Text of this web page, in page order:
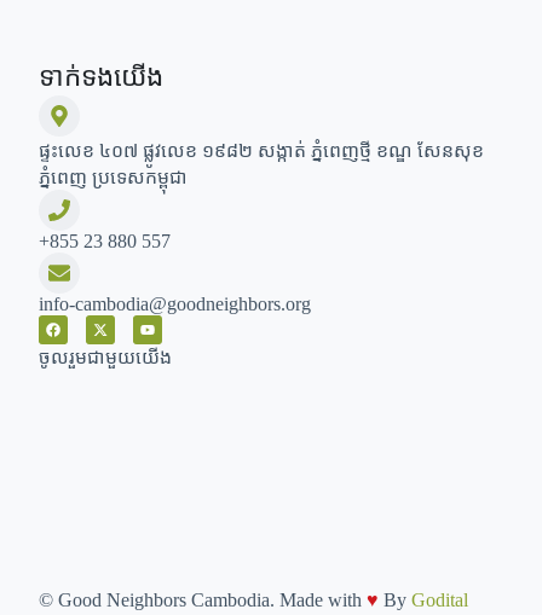
ទាក់ទងយើង
ផ្ទះលេខ ៤០៧ ផ្លូវលេខ ១៩៨២ សង្កាត់ ភ្នំពេញថ្មី ខណ្ឌ សែនសុខ
ភ្នំពេញ ប្រទេសកម្ពុជា
+855 23 880 557
info-cambodia@goodneighbors.org
ចូលរួមជាមួយយើង
©Good Neighbors Cambodia. Made with♥ByGodital